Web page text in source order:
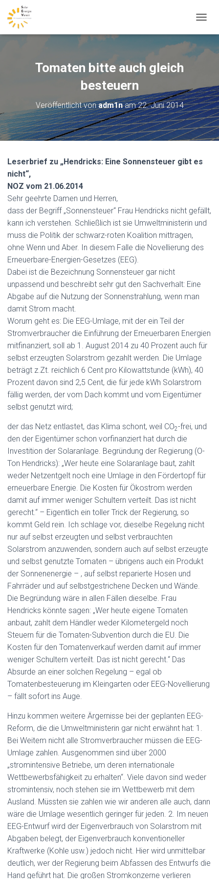
A
I
I
O
N
U
M
S
A
Tomaten bitte auch gleich
besteuern
Veröffentlicht vonadm1nam22. Juni 2014
Leserbrief zu „Hendricks: Eine Sonnensteuer gibt es
nicht“,
NOZ vom 21.06.2014
Sehr geehrte Damen und Herren,
dass der Begriff „Sonnensteuer“ Frau Hendricks nicht gefällt,
kann ich verstehen. Schließlich ist sie Umweltministerin und
muss die Politik der schwarz-roten Koalition mittragen,
ohne Wenn und Aber. In diesem Falle die Novellierung des
Erneuerbare-Energien-Gesetzes (EEG).
Dabei ist die Bezeichnung Sonnensteuer gar nicht
unpassend und beschreibt sehr gut den Sachverhalt: Eine
Abgabe auf die Nutzung der Sonnenstrahlung, wenn man
damit Strom macht.
Worum geht es: Die EEG-Umlage, mit der ein Teil der
Stromverbraucher die Einführung der Erneuerbaren Energien
mitfinanziert, soll ab 1. August 2014 zu 40 Prozent auch für
selbst erzeugten Solarstrom gezahlt werden. Die Umlage
beträgt z.Zt. reichlich 6 Cent pro Kilowattstunde (kWh), 40
Prozent davon sind 2,5 Cent, die für jede kWh Solarstrom
fällig werden, der vom Dach kommt und vom Eigentümer
selbst genutzt wird;
der das Netz entlastet, das Klima schont, weil CO2-frei, und
den der Eigentümer schon vorfinanziert hat durch die
Investition der Solaranlage. Begründung der Regierung (O-
Ton Hendricks): „Wer heute eine Solaranlage baut, zahlt
weder Netzentgelt noch eine Umlage in den Fördertopf für
erneuerbare Energie. Die Kosten für Ökostrom werden
damit auf immer weniger Schultern verteilt. Das ist nicht
gerecht.“ – Eigentlich ein toller Trick der Regierung, so
kommt Geld rein. Ich schlage vor, dieselbe Regelung nicht
nur auf selbst erzeugten und selbst verbrauchten
Solarstrom anzuwenden, sondern auch auf selbst erzeugte
und selbst genutzte Tomaten – übrigens auch ein Produkt
der Sonnenenergie – , auf selbst reparierte Hosen und
Fahrräder und auf selbstgestrichene Decken und Wände.
Die Begründung wäre in allen Fällen dieselbe. Frau
Hendricks könnte sagen: „Wer heute eigene Tomaten
anbaut, zahlt dem Händler weder Kilometergeld noch
Steuern für die Tomaten-Subvention durch die EU. Die
Kosten für den Tomatenverkauf werden damit auf immer
weniger Schultern verteilt. Das ist nicht gerecht.“ Das
Absurde an einer solchen Regelung – egal ob
Tomatenbesteuerung im Kleingarten oder EEG-Novellierung
– fällt sofort ins Auge.
Hinzu kommen weitere Ärgernisse bei der geplanten EEG-
Reform, die die Umweltministerin gar nicht erwähnt hat: 1.
Bei Weitem nicht alle Stromverbraucher müssen die EEG-
Umlage zahlen. Ausgenommen sind über 2000
„stromintensive Betriebe, um deren internationale
Wettbewerbsfähigkeit zu erhalten“. Viele davon sind weder
stromintensiv, noch stehen sie im Wettbewerb mit dem
Ausland. Müssten sie zahlen wie wir anderen alle auch, dann
wäre die Umlage wesentlich geringer für jeden. 2. Im neuen
EEG-Entwurf wird der Eigenverbrauch von Solarstrom mit
Abgaben belegt, der Eigenverbrauch konventioneller
Kraftwerke (Kohle usw.) jedoch nicht. Hier wird unmittelbar
deutlich, wer der Regierung beim Abfassen des Entwurfs die
Hand geführt hat. Die großen Stromkonzerne verlieren